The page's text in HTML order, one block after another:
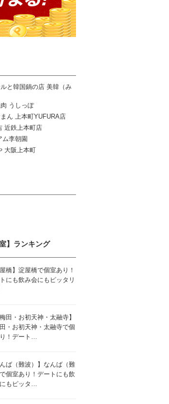
と韓国鍋の店 美韓（み
うしっぽ
ん 上本町YUFURA店
近鉄上本町店
ム李朝園
大阪上本町
】ランキング
屋橋】淀屋橋で個室あり！
にも飲み会にもピッタリ
梅田・お初天神・太融寺】
・お初天神・太融寺で個
！デート…
んば（難波）】なんば（難
個室あり！デートにも飲
もピッタ…